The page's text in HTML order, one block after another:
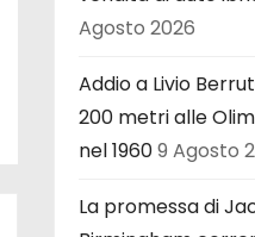
Agosto 2026
Addio a Livio
200 metri alle
nel 19609 Agosto
La promessa di